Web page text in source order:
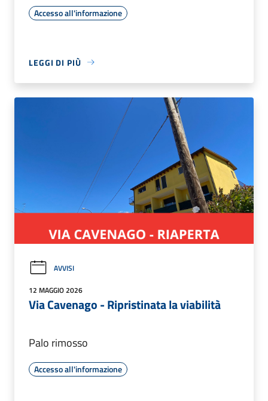
Accesso all'informazione
LEGGI DI PIÙ
AVVISI
12 MAGGIO 2026
Via Cavenago - Ripristinata la viabilità
Palo rimosso
Accesso all'informazione